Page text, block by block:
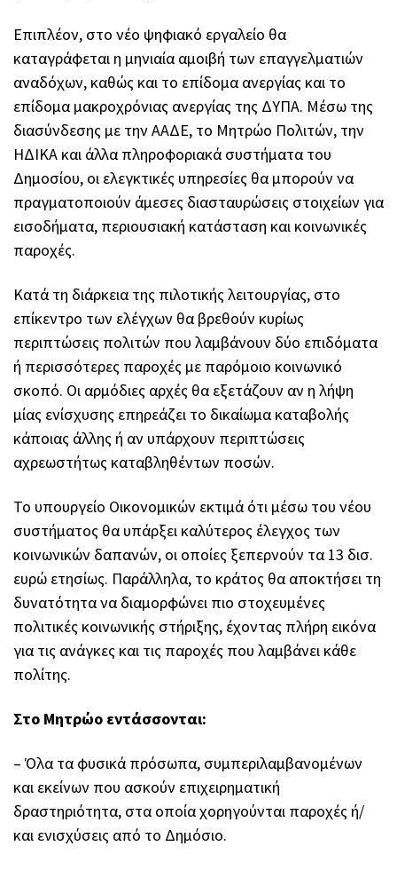
Επιπλέον, στο νέο ψηφιακό εργαλείο θα
καταγράφεται η μηνιαία αμοιβή των επαγγελματιών
αναδόχων, καθώς και το επίδομα ανεργίας και το
επίδομα μακροχρόνιας ανεργίας της ΔΥΠΑ. Μέσω της
διασύνδεσης με την ΑΑΔΕ, το Μητρώο Πολιτών, την
ΗΔΙΚΑ και άλλα πληροφοριακά συστήματα του
Δημοσίου, οι ελεγκτικές υπηρεσίες θα μπορούν να
πραγματοποιούν άμεσες διασταυρώσεις στοιχείων για
εισοδήματα, περιουσιακή κατάσταση και κοινωνικές
παροχές.
Κατά τη διάρκεια της πιλοτικής λειτουργίας, στο
επίκεντρο των ελέγχων θα βρεθούν κυρίως
περιπτώσεις πολιτών που λαμβάνουν δύο επιδόματα
ή περισσότερες παροχές με παρόμοιο κοινωνικό
σκοπό. Οι αρμόδιες αρχές θα εξετάζουν αν η λήψη
μίας ενίσχυσης επηρεάζει το δικαίωμα καταβολής
κάποιας άλλης ή αν υπάρχουν περιπτώσεις
αχρεωστήτως καταβληθέντων ποσών.
Το υπουργείο Οικονομικών εκτιμά ότι μέσω του νέου
συστήματος θα υπάρξει καλύτερος έλεγχος των
κοινωνικών δαπανών, οι οποίες ξεπερνούν τα 13 δισ.
ευρώ ετησίως. Παράλληλα, το κράτος θα αποκτήσει τη
δυνατότητα να διαμορφώνει πιο στοχευμένες
πολιτικές κοινωνικής στήριξης, έχοντας πλήρη εικόνα
για τις ανάγκες και τις παροχές που λαμβάνει κάθε
πολίτης.
Στο Μητρώο εντάσσονται:
– Όλα τα φυσικά πρόσωπα, συμπεριλαμβανομένων
και εκείνων που ασκούν επιχειρηματική
δραστηριότητα, στα οποία χορηγούνται παροχές ή/
και ενισχύσεις από το Δημόσιο.